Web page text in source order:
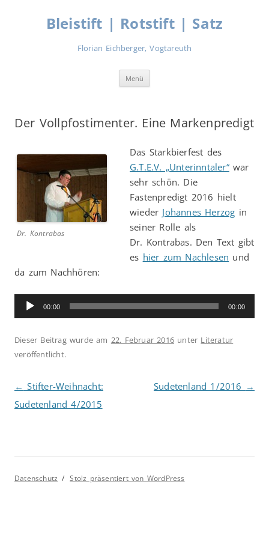
springenBleistift | Rotstift | Satz
Florian Eichberger, Vogtareuth
Menü
Der Vollpfostimenter. Eine Markenpredigt
Dr. Kontrabas
Das Starkbierfest des
G.T.E.V. „Unterinntaler“war
sehr schön. Die
Fastenpredigt 2016 hielt
wieder Johannes Herzog in
seiner Rolle als
Dr. Kontrabas. Den Text gibt
es hier zum Nachlesen und
da zum Nachhören:
Audio-
Player
00:00 00:00
Dieser Beitrag wurde am 22. Februar 2016 unter Literatur
veröffentlicht.
Beitragsnavigation
← Stifter-Weihnacht:
Sudetenland 4/2015
Sudetenland 1/2016 →
Datenschutz Stolz präsentiert von WordPress